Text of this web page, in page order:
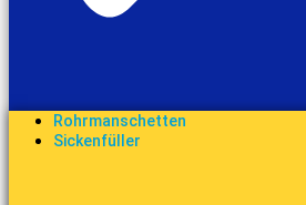
Rohrmanschetten
Sickenfüller